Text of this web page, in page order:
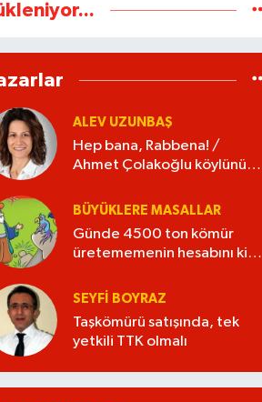
ALEV UZUNBAŞ
Hep bana, Rabbena! /
Ahmet Çolakoğlu köylünün
BÜYÜKLERE MASALLAR
Günde 4500 ton kömür
üretememenin hesabını kim
SEYFI BOYRAZ
Taşkömürü satışında, tek
yetkili TTK olmalı